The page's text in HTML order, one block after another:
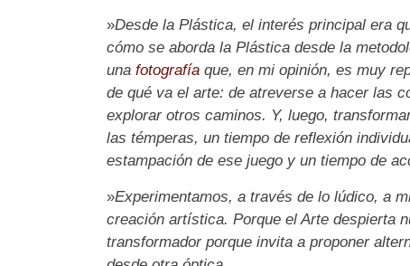
»Desde la Plástica, el interés principal era
cómo se aborda la Plástica desde la
una fotografíaque, en mi opinión, es muy
de qué va el arte: de atreverse a hacer las
explorar otros caminos. Y, luego,
las témperas, un tiempo de reflexión
estampación de ese juego y un tiempo de
»Experimentamos, a través de lo lúdico, a
creación artística. Porque el Arte despierta
transformador porque invita a proponer